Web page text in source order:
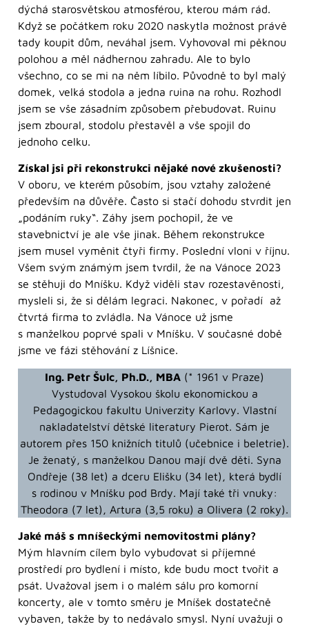
dýchá starosvětskou atmosférou, kterou mám rád.
Když se počátkem roku 2020 naskytla možnost právě
tady koupit dům, neváhal jsem. Vyhovoval mi pěknou
polohou a měl nádhernou zahradu. Ale to bylo
všechno, co se mi na něm líbilo. Původně to byl malý
domek, velká stodola a jedna ruina na rohu. Rozhodl
jsem se vše zásadním způsobem přebudovat. Ruinu
jsem zboural, stodolu přestavěl a vše spojil do
jednoho celku.
Získal jsi při rekonstrukci nějaké nové zkušenosti?
V oboru, ve kterém působím, jsou vztahy založené
především na důvěře. Často si stačí dohodu stvrdit jen
„podáním ruky“. Záhy jsem pochopil, že ve
stavebnictví je ale vše jinak. Během rekonstrukce
jsem musel vyměnit čtyři firmy. Poslední vloni v říjnu.
Všem svým známým jsem tvrdil, že na Vánoce 2023
se stěhuji do Mníšku. Když viděli stav rozestavěnosti,
mysleli si, že si dělám legraci. Nakonec, v pořadí až
čtvrtá firma to zvládla. Na Vánoce už jsme
s manželkou poprvé spali v Mníšku. V současné době
jsme ve fázi stěhování z Líšnice.
Ing. Petr Šulc, Ph.D., MBA (* 1961 v Praze)
Vystudoval Vysokou školu ekonomickou a
Pedagogickou fakultu Univerzity Karlovy. Vlastní
nakladatelství dětské literatury Pierot. Sám je
autorem přes 150 knižních titulů (učebnice i beletrie).
Je ženatý, s manželkou Danou mají dvě děti. Syna
Ondřeje (38 let) a dceru Elišku (34 let), která bydlí
s rodinou v Mníšku pod Brdy. Mají také tři vnuky:
Theodora (7 let), Artura (3,5 roku) a Olivera (2 roky).
Jaké máš s mníšeckými nemovitostmi plány?
Mým hlavním cílem bylo vybudovat si příjemné
prostředí pro bydlení i místo, kde budu moct tvořit a
psát. Uvažoval jsem i o malém sálu pro komorní
koncerty, ale v tomto směru je Mníšek dostatečně
vybaven, takže by to nedávalo smysl. Nyní uvažuji o